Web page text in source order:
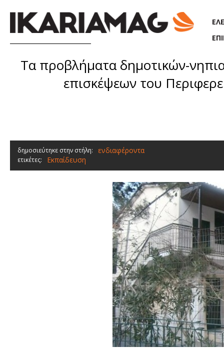
Τα προβλήματα δημοτικών-
επισκέψεων του
δημοσιεύτηκε στην στήλη: ενδιαφέροντα
ετικέτες: Εκπαίδευση